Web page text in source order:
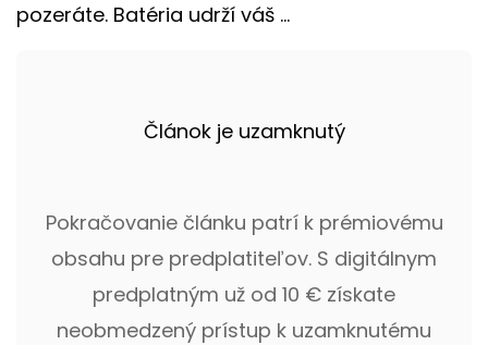
pozeráte. Batéria udrží váš ...
Článok je uzamknutý
Pokračovanie článku patrí k prémiovému
obsahu pre predplatiteľov. S digitálnym
predplatným už od 10 € získate
neobmedzený prístup k uzamknutému